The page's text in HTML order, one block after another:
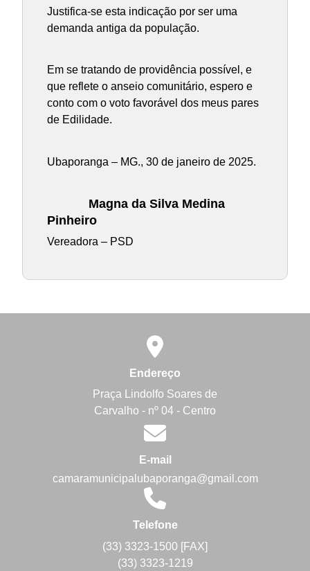
Justifica-se esta indicação por ser uma
demanda antiga da população.
Em se tratando de providência possível, e
que reflete o anseio comunitário, espero e
conto com o voto favorável dos meus pares
de Edilidade.
Ubaporanga – MG., 30 de janeiro de 2025.
Magna da Silva Medina
Pinheiro
Vereadora – PSD
Endereço
Praça Lindolfo Soares de
Carvalho - nº 04 - Centro
E-mail
camaramunicipalubaporanga@gmail.com
Telefone
(33) 3323-1500 [FAX]
(33) 3323-1219